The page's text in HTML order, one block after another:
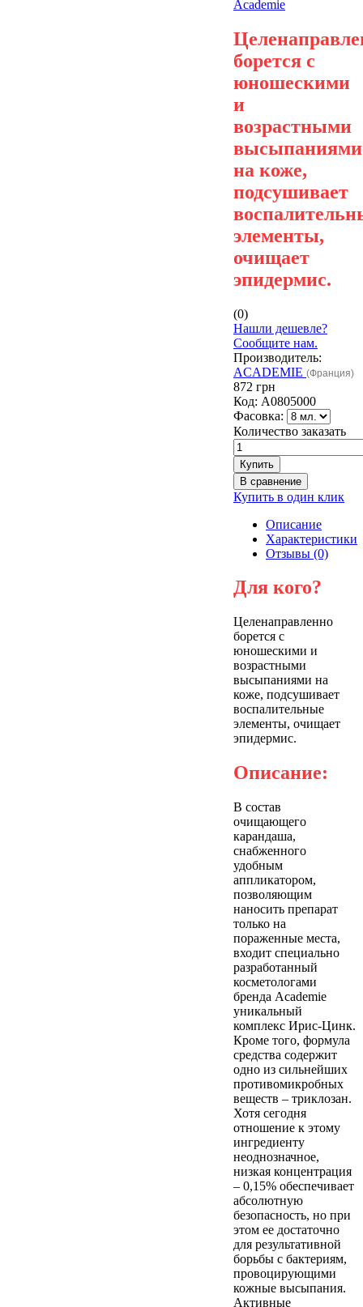
борется с
юношескими
и
возрастными
высыпаниями
на коже,
подсушивает
элементы,
очищает
эпидермис.
(0)
Нашли дешевле?
Сообщите нам.
Производитель:
ACADEMIE (Франция)
872 грн
Код: А0805000
Фасовка:
Количество заказать
Купить в один клик
Описание
Характеристики
Отзывы (0)
Для кого?
Целенаправленно
борется с
юношескими и
возрастными
высыпаниями на
коже, подсушивает
воспалительные
элементы, очищает
эпидермис.
Описание:
В состав
очищающего
карандаша,
снабженного
удобным
аппликатором,
позволяющим
наносить препарат
только на
пораженные места,
входит специально
разработанный
косметологами
бренда Academie
уникальный
комплекс Ирис-Цинк.
Кроме того, формула
средства содержит
одно из сильнейших
противомикробных
веществ – триклозан.
Хотя сегодня
отношение к этому
ингредиенту
неоднозначное,
низкая концентрация
– 0,15% обеспечивает
абсолютную
безопасность, но при
этом ее достаточно
для результативной
борьбы с бактериям,
провоцирующими
кожные высыпания.
Активные